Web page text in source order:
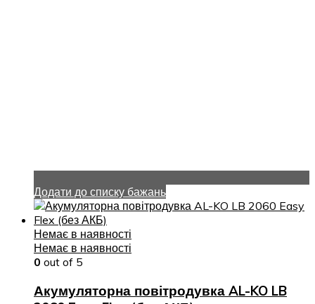
Додати до списку бажань
Немає в наявності
Немає в наявності
0 out of 5
Акумуляторна повітродувка AL-KO LB